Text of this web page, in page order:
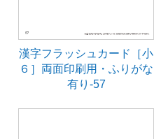
漢字フラッシュカード［小
６］両面印刷用・ふりがな
有り-57